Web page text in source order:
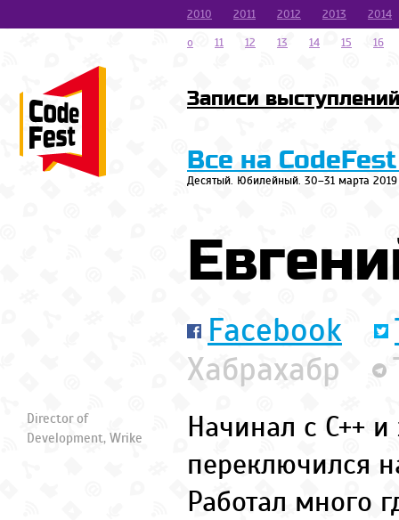
2010 2011 2012 2013
2014
o
11 12 13 14 15 16
Записи
Все на
Десятый. Юбилейный. 30–31 марта 2019
Facebook
Хабрахабр
Director of
Development, Wrike
Начинал с C++
переключился
Работал много